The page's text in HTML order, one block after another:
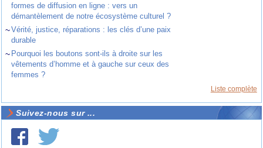
formes de diffusion en ligne : vers un
démantèlement de notre écosystème culturel ?
~Vérité, justice, réparations : les clés d’une paix
durable
~ Pourquoi les boutons sont-ils à droite sur les
vêtements d’homme et à gauche sur ceux des
femmes ?
Liste complète
Suivez-nous sur ...